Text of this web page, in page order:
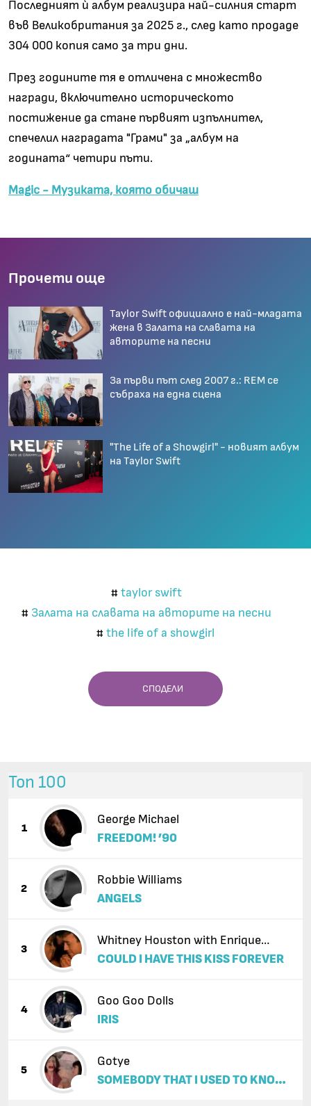
Последният ѝ албум реализира най-силния старт
във Великобритания за 2025 г., след като продаде
304 000 копия само за три дни.
През годините тя е отличена с множество
награди, включително историческото
постижение да стане първият изпълнител,
спечелил наградата "Грами" за „албум на
годината“ четири пъти.
Magic - Музиката, която обичаш
Прочети още
Taylor Swift официално е най-младата
жена в Залата на славата на
авторите на песни
За първи път след 2007 г.: REM се
събраха на една сцена
"The Life of a Showgirl" - новият албум
на Taylor Swift
# taylor swift
# Залата на славата на авторите на песни
# the life of a showgirl
СПОДЕЛИ
Топ 100
1
George Michael
FREEDOM! ’90
2
Robbie Williams
ANGELS
3
Whitney Houston with Enrique
Iglesias
COULD I HAVE THIS KISS FOREVER
4
Goo Goo Dolls
IRIS
5
Gotye
SOMEBODY THAT I USED TO KNOW